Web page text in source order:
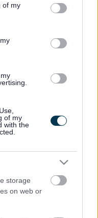
You may click to
its third-party tags to
in below Google
of my
of my
with the
storage
on web or
sy’n didoli’n
cymunedol sy’n
Amgylchedd: “Mae hwn
un sy’n perthyn i’n
ddidoli eu gwastraff
lleol sy’n helpu i’w
hynny wir yn cyfrif, ac
ar gyfer y
lleihau faint o wastraff
(un o brif ffynonellau